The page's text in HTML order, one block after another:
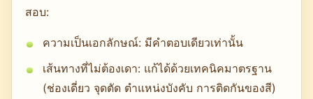
สอบ:
ความเป็นเอกลักษณ์: มีคำตอบเดียวเท่านั้น
เส้นทางที่ไม่ต้องเดา: แก้ได้ด้วยเทคนิคมาตรฐาน
(ช่องเดี่ยว จุดตัด ตำแหน่งบังคับ การติดกันของสี)